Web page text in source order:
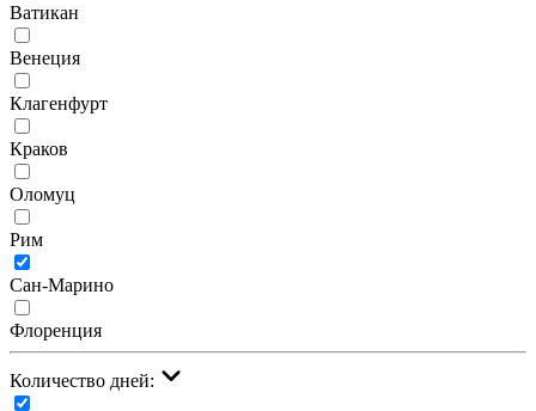
Ватикан
Венеция
Клагенфурт
Краков
Оломуц
Рим
Сан-Марино
Флоренция
Количество дней: